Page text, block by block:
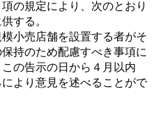
の規定により、次のとおり
する。
小売店舗を設置する者がそ
持のため配慮すべき事項に
の告示の日から４月以内
より意見を述べることがで